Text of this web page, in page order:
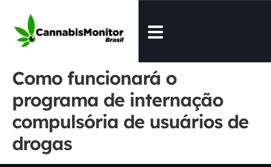
Como funcionará o
programa de internação
compulsória de usuários de
drogas